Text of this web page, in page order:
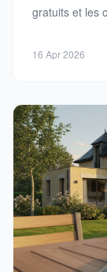
gratuits et les
16 Apr 2026